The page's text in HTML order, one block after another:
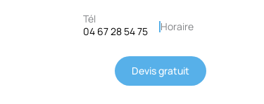
Tél
04 67 28 54 75
Horaire
Devis gratuit